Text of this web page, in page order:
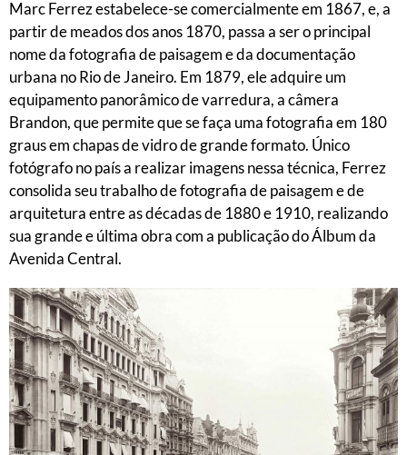
Marc Ferrez estabelece-se comercialmente em 1867, e, a
partir de meados dos anos 1870, passa a ser o principal
nome da fotografia de paisagem e da documentação
urbana no Rio de Janeiro. Em 1879, ele adquire um
equipamento panorâmico de varredura, a câmera
Brandon, que permite que se faça uma fotografia em 180
graus em chapas de vidro de grande formato. Único
fotógrafo no país a realizar imagens nessa técnica, Ferrez
consolida seu trabalho de fotografia de paisagem e de
arquitetura entre as décadas de 1880 e 1910, realizando
sua grande e última obra com a publicação do Álbum da
Avenida Central.